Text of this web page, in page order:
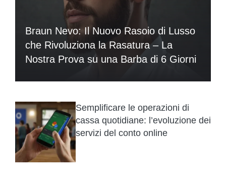
Braun Nevo: Il Nuovo Rasoio di Lusso
che Rivoluziona la Rasatura – La
Nostra Prova su una Barba di 6 Giorni
Semplificare le operazioni di
cassa quotidiane: l’evoluzione dei
servizi del conto online